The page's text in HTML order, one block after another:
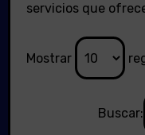
servicios que
Mostrar
Buscar: